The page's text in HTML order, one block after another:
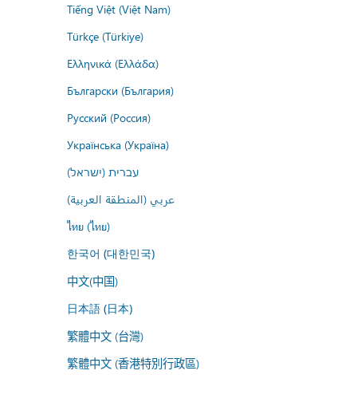
Tiếng Việt (Việt Nam)
Türkçe (Türkiye)
Ελληνικά (Ελλάδα)
Български (България)
Русский (Россия)
Українська (Україна)
עברית (ישראל)
عربي (المنطقة العربية)
ไทย (ไทย)
한국어 (대한민국)
中文(中国)
日本語 (日本)
繁體中文 (台灣)
繁體中文 (香港特別行政區)